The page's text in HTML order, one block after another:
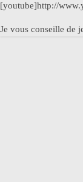
[youtube]http://
Je vous conseille de